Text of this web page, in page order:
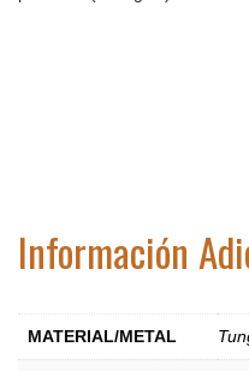
Información
MATERIAL/METAL